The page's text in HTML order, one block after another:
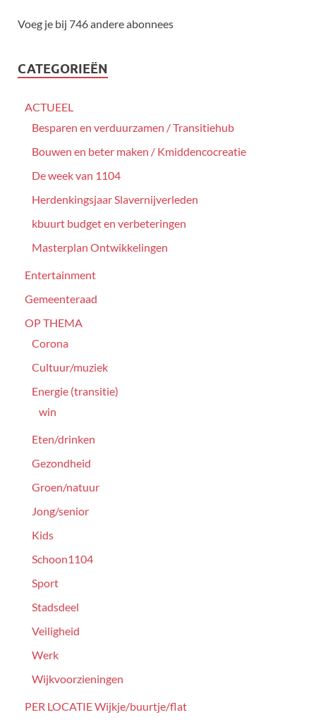
Voeg je bij 746 andere abonnees
CATEGORIEËN
ACTUEEL
Besparen en verduurzamen / Transitiehub
Bouwen en beter maken / Kmiddencocreatie
De week van 1104
Herdenkingsjaar Slavernijverleden
kbuurt budget en verbeteringen
Masterplan Ontwikkelingen
Entertainment
Gemeenteraad
OP THEMA
Corona
Cultuur/muziek
Energie (transitie)
win
Eten/drinken
Gezondheid
Groen/natuur
Jong/senior
Kids
Schoon1104
Sport
Stadsdeel
Veiligheid
Werk
Wijkvoorzieningen
PER LOCATIE Wijkje/buurtje/flat